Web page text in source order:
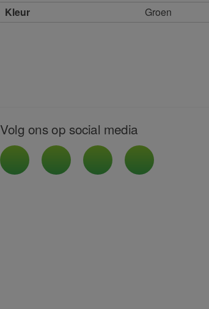
Kleur
Groen
Volg ons op social media